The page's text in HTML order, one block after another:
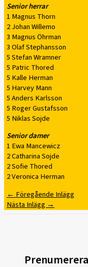
Senior herrar
1 Magnus Thorn
2 Johan Willemo
3 Magnus Öhrman
3 Olaf Stephansson
5 Stefan Wramner
5 Patric Thored
5 Kalle Herman
5 Harvey Mann
5 Anders Karlsson
5 Roger Gustafsson
5 Niklas Sojde
Senior damer
1 Ewa Mancewicz
2 Catharina Sojde
2 Sofie Thored
2 Veronica Herman
← Föregående Inlägg
Nästa Inlägg →